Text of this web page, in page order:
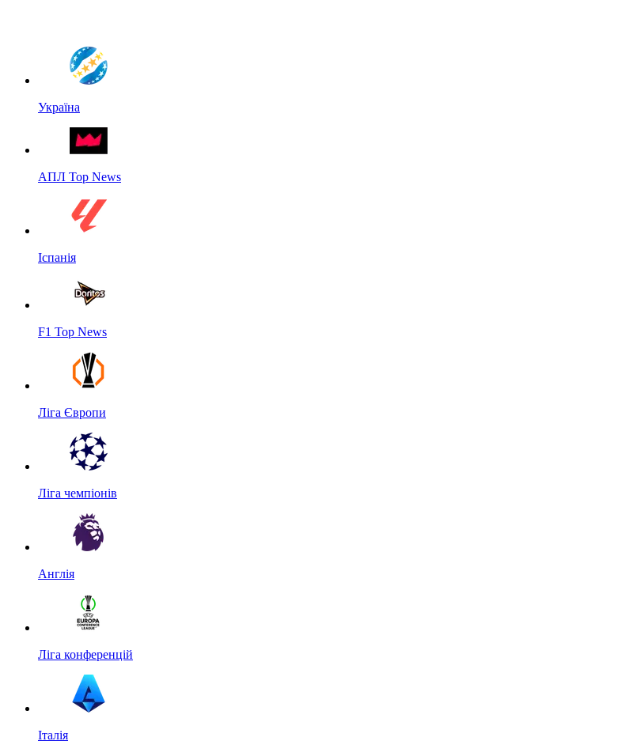
Україна
АПЛ Top News
Іспанія
F1 Top News
Ліга Європи
Ліга чемпіонів
Англія
Ліга конференцій
Італія